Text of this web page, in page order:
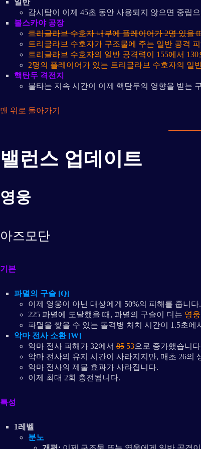
감시탑이 이제 45초 동안 사용되지 않으면 중립
볼스카야 공장
트리글라브 수호자 내부에 플레이어가 2명 있을
트리글라브 수호자가 구조물에 주는 일반 공격
트리글라브 수호자의 일반 공격력이 155에서
2명의 플레이어가 있는 트리글라브 수호자의 일
핵탄두 격전지
불타는 지속 시간이 이제 핵탄두의 영향을 받는
맨 위로 돌아가기
밸런스 업데이트
영웅
아즈모단
기본
파멸의 구슬 [Q]
이제 영웅이 아닌 대상에게 50%의 피해를 줍니다.
225 파멸에 도달했을 때, 파멸의 구슬이 더는 영
파멸을 쌓을 수 있는 돌격병 처치 시간이 1.5초에
악마 전사 소환 [W]
악마 전사 피해가 32에서 85 53으로 증가했습니
악마 전사의 유지 시간이 사라지지만, 매초 26의
악마 전사의 제물 효과가 사라집니다.
이제 최대 2회 충전됩니다.
특성
1레벨
분노